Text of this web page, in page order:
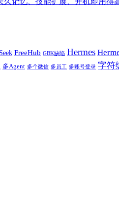
FreeHub GBK缺陷 Hermes
多Agent 多个微信 多员工 多账号登录 字符